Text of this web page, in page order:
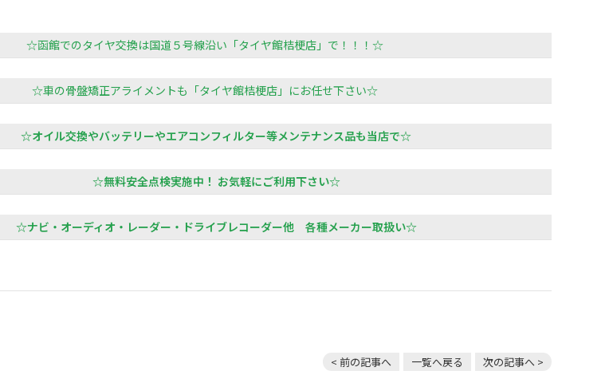
☆函館でのタイヤ交換は国道５号線沿い「タイヤ館桔梗店」で！！！☆
☆車の骨盤矯正アライメントも「タイヤ館桔梗店」にお任せ下さい☆
☆オイル交換やバッテリーやエアコンフィルター等メンテナンス品も当店で☆
☆無料安全点検実施中！ お気軽にご利用下さい☆
☆ナビ・オーディオ・レーダー・ドライブレコーダー他 各種メーカー取扱い☆
< 前の記事へ 一覧へ戻る 次の記事へ >